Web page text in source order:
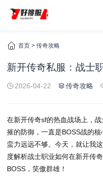
首页 > 传奇攻略
新开传奇私服：战士
2026-04-22 传奇攻略
在新开传奇sf的热血战场上，
摧的防御，一直是BOSS战的
蛮力远远不够。今天，就让我
度解析战士职业如何在新开传
BOSS，笑傲群雄！